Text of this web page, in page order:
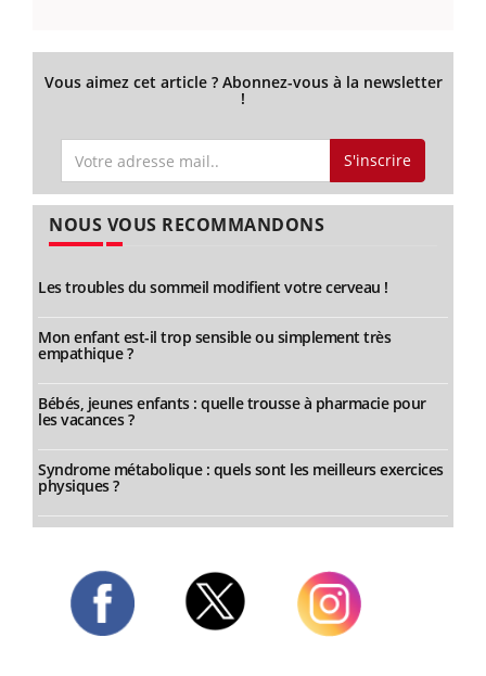
Vous aimez cet article ? Abonnez-vous à la newsletter
!
S'inscrire
NOUS VOUS RECOMMANDONS
Les troubles du sommeil modifient votre cerveau !
Mon enfant est-il trop sensible ou simplement très
empathique ?
Bébés, jeunes enfants : quelle trousse à pharmacie pour
les vacances ?
Syndrome métabolique : quels sont les meilleurs exercices
physiques ?